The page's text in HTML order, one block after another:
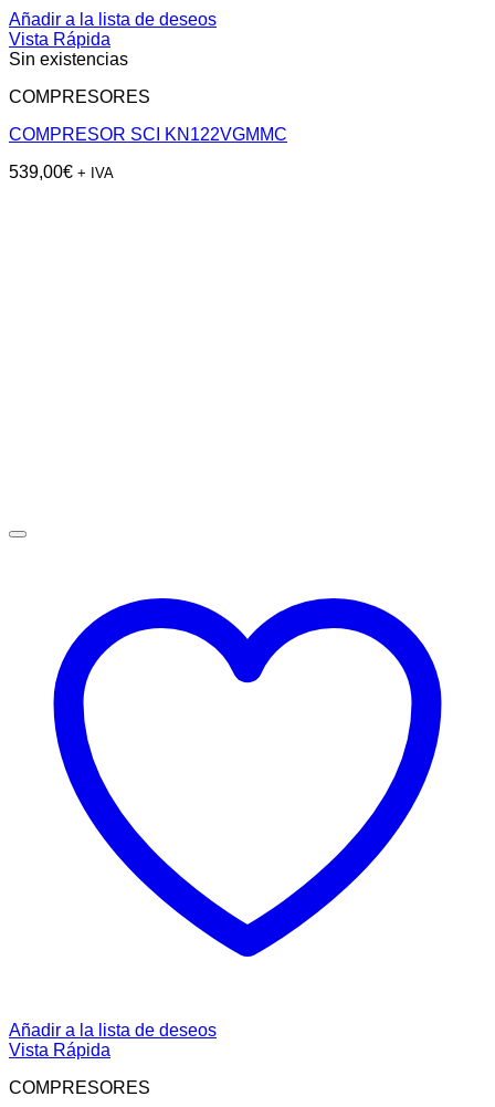
Añadir a la lista de deseos
Vista Rápida
Sin existencias
COMPRESORES
COMPRESOR SCI KN122VGMMC
539,00€ + IVA
Añadir a la lista de deseos
Vista Rápida
COMPRESORES